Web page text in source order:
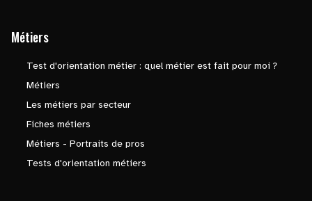
Métiers
Test d'orientation métier : quel métier est fait pour moi ?
Métiers
Les métiers par secteur
Fiches métiers
Métiers - Portraits de pros
Tests d'orientation métiers